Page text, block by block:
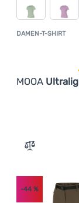
DAMEN-T-SHIRT
MOOA
Zum
-44 %